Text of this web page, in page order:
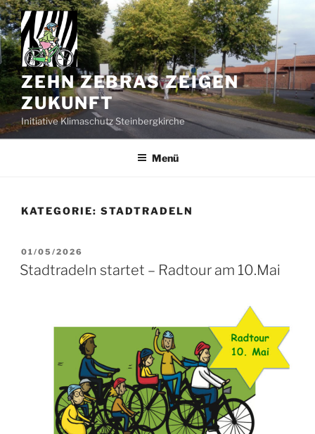
Zum
Inhalt
springen
ZEHN ZEBRAS ZEIGEN
ZUKUNFT
Initiative Klimaschutz Steinbergkirche
Menü
KATEGORIE: STADTRADELN
VERÖFFENTLICHT
AM
01/05/2026
Stadtradeln startet – Radtour am 10.Mai